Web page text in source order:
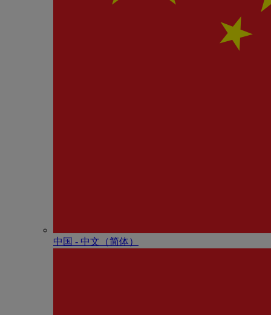
中国 - 中⽂（简体）